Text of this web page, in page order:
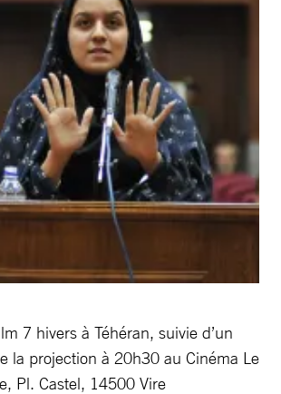
7 hivers à Téhéran, suivie d’un
la projection à 20h30 au Cinéma Le
Pl. Castel, 14500 Vire